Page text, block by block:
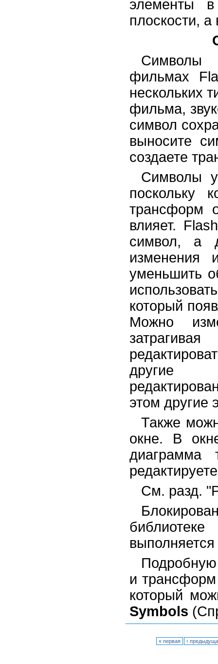
элементы
плоскости, а
Символы
фильмах
нескольких
фильма,
символ
выносите
создаете
Символы
поскольку
трансформ
влияет.
символ, а
изменения
уменьшить
который
Можно
другие
этом другие
Также
окне. В
диаграмма
См. разд.
и
который
Symbols
« первая ‹